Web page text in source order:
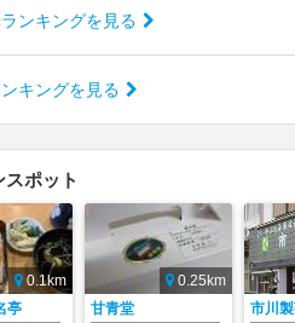
ンキングを見る
キングを見る
ポット
0.1km
亭
0.25km
甘青堂
市川